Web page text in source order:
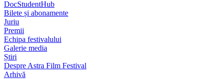
DocStudentHub
Bilete și abonamente
Juriu
Premii
Echipa festivalului
Galerie media
Știri
Despre Astra Film Festival
Arhivă